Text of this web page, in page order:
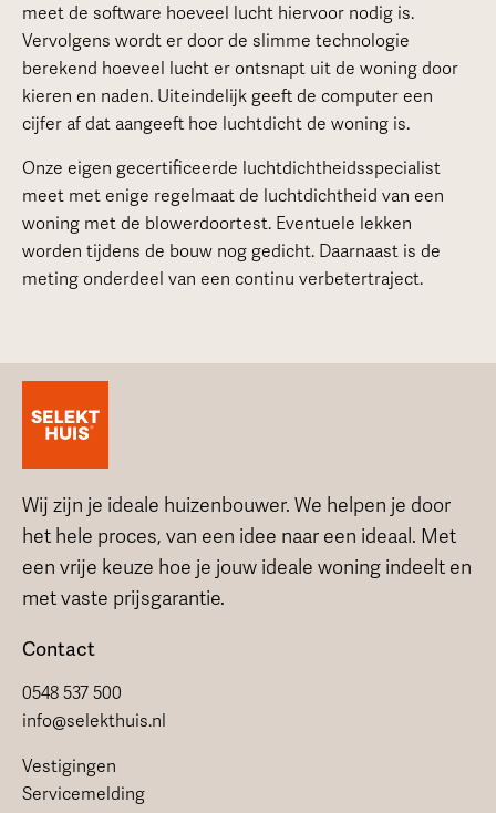
meet de software hoeveel lucht hiervoor nodig is.
Vervolgens wordt er door de slimme technologie
berekend hoeveel lucht er ontsnapt uit de woning door
kieren en naden. Uiteindelijk geeft de computer een
cijfer af dat aangeeft hoe luchtdicht de woning is.
Onze eigen gecertificeerde luchtdichtheidsspecialist
meet met enige regelmaat de luchtdichtheid van een
woning met de blowerdoortest. Eventuele lekken
worden tijdens de bouw nog gedicht. Daarnaast is de
meting onderdeel van een continu verbetertraject.
Wij zijn je ideale huizenbouwer. We helpen je door
het hele proces, van een idee naar een ideaal. Met
een vrije keuze hoe je jouw ideale woning indeelt en
met vaste prijsgarantie.
Contact
0548 537 500
info@selekthuis.nl
Vestigingen
Servicemelding